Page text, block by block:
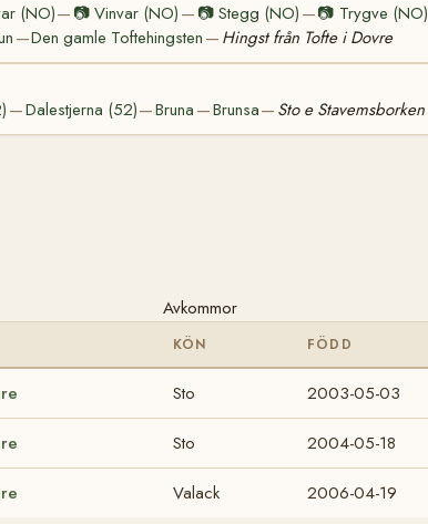
(NO)— 📷 Vinvar (NO) — 📷Stegg (NO) —📷 Trygve (NO)
—Den gamle Toftehingsten — Hingst från Tofte i Dovre
—Dalestjerna (52)—Bruna —Brunsa— Sto e
Avkommor
KÖN FÖDD
Sto 2003-05-03
Sto 2004-05-18
Valack 2006-04-19